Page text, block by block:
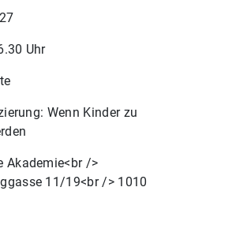
Uhr
Wenn Kinder zu
Akademie<br />
11/19<br /> 1010